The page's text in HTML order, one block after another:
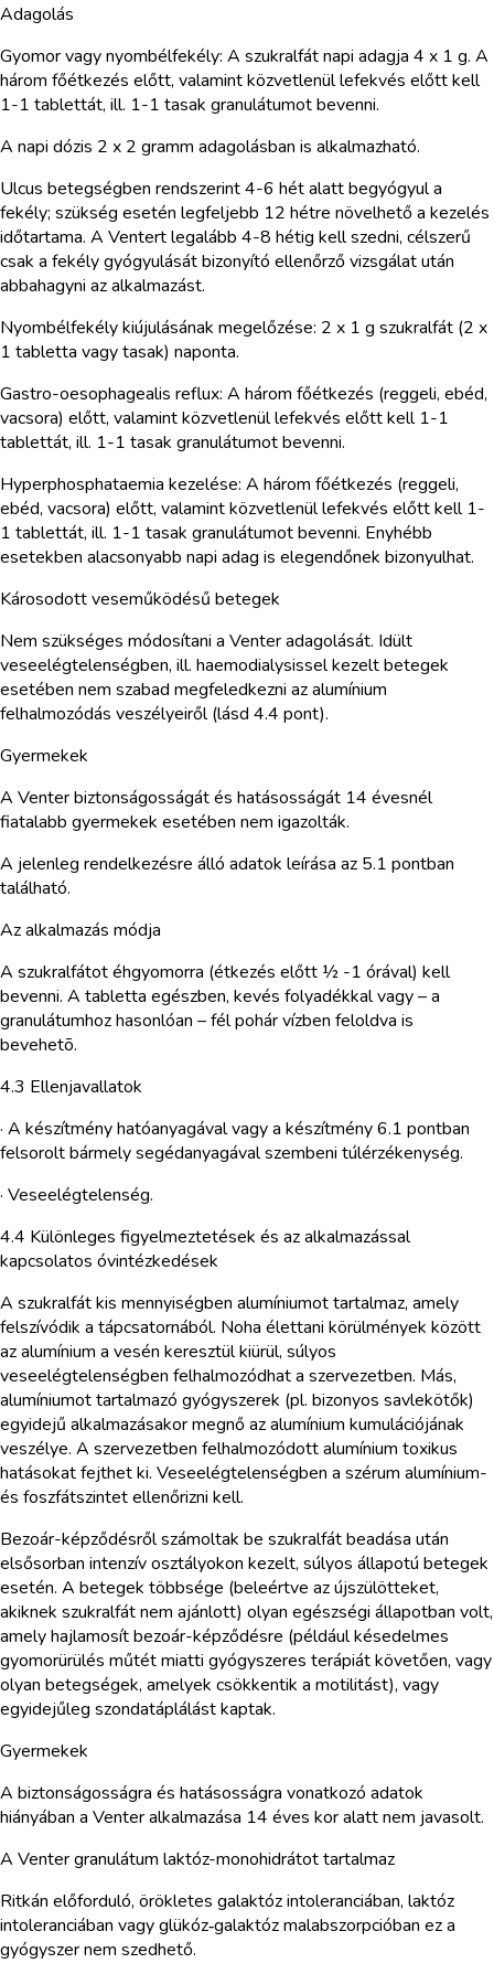
Adagolás
Gyomor vagy nyombélfekély: A szukralfát napi adagja 4 x 1 g. A
három főétkezés előtt, valamint közvetlenül lefekvés előtt kell
1-1 tablettát, ill. 1-1 tasak granulátumot bevenni.
A napi dózis 2 x 2 gramm adagolásban is alkalmazható.
Ulcus betegségben rendszerint 4-6 hét alatt begyógyul a
fekély; szükség esetén legfeljebb 12 hétre növelhető a kezelés
időtartama. A Ventert legalább 4-8 hétig kell szedni, célszerű
csak a fekély gyógyulását bizonyító ellenőrző vizsgálat után
abbahagyni az alkalmazást.
Nyombélfekély kiújulásának megelőzése: 2 x 1 g szukralfát (2 x
1 tabletta vagy tasak) naponta.
Gastro-oesophagealis reflux: A három főétkezés (reggeli, ebéd,
vacsora) előtt, valamint közvetlenül lefekvés előtt kell 1-1
tablettát, ill. 1-1 tasak granulátumot bevenni.
Hyperphosphataemia kezelése: A három főétkezés (reggeli,
ebéd, vacsora) előtt, valamint közvetlenül lefekvés előtt kell 1-
1 tablettát, ill. 1-1 tasak granulátumot bevenni. Enyhébb
esetekben alacsonyabb napi adag is elegendőnek bizonyulhat.
Károsodott veseműködésű betegek
Nem szükséges módosítani a Venter adagolását. Idült
veseelégtelenségben, ill. haemodialysissel kezelt betegek
esetében nem szabad megfeledkezni az alumínium
felhalmozódás veszélyeiről (lásd 4.4 pont).
Gyermekek
A Venter biztonságosságát és hatásosságát 14 évesnél
fiatalabb gyermekek esetében nem igazolták.
A jelenleg rendelkezésre álló adatok leírása az 5.1 pontban
található.
Az alkalmazás módja
A szukralfátot éhgyomorra (étkezés előtt ½ -1 órával) kell
bevenni. A tabletta egészben, kevés folyadékkal vagy – a
granulátumhoz hasonlóan – fél pohár vízben feloldva is
bevehetõ.
4.3 Ellenjavallatok
· A készítmény hatóanyagával vagy a készítmény 6.1 pontban
felsorolt bármely segédanyagával szembeni túlérzékenység.
· Veseelégtelenség.
4.4 Különleges figyelmeztetések és az alkalmazással
kapcsolatos óvintézkedések
A szukralfát kis mennyiségben alumíniumot tartalmaz, amely
felszívódik a tápcsatornából. Noha élettani körülmények között
az alumínium a vesén keresztül kiürül, súlyos
veseelégtelenségben felhalmozódhat a szervezetben. Más,
alumíniumot tartalmazó gyógyszerek (pl. bizonyos savlekötők)
egyidejű alkalmazásakor megnő az alumínium kumulációjának
veszélye. A szervezetben felhalmozódott alumínium toxikus
hatásokat fejthet ki. Veseelégtelenségben a szérum alumínium-
és foszfátszintet ellenőrizni kell.
Bezoár-képződésről számoltak be szukralfát beadása után
elsősorban intenzív osztályokon kezelt, súlyos állapotú betegek
esetén. A betegek többsége (beleértve az újszülötteket,
akiknek szukralfát nem ajánlott) olyan egészségi állapotban volt,
amely hajlamosít bezoár-képződésre (például késedelmes
gyomorürülés műtét miatti gyógyszeres terápiát követően, vagy
olyan betegségek, amelyek csökkentik a motilitást), vagy
egyidejűleg szondatáplálást kaptak.
Gyermekek
A biztonságosságra és hatásosságra vonatkozó adatok
hiányában a Venter alkalmazása 14 éves kor alatt nem javasolt.
A Venter granulátum laktóz-monohidrátot tartalmaz
Ritkán előforduló, örökletes galaktóz intoleranciában, laktóz
intoleranciában vagy glükóz‑galaktóz malabszorpcióban ez a
gyógyszer nem szedhető.